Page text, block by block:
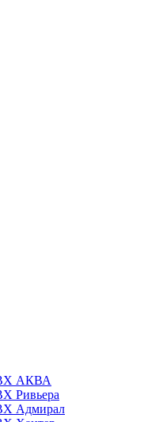
АКВА
Ривьера
Адмирал